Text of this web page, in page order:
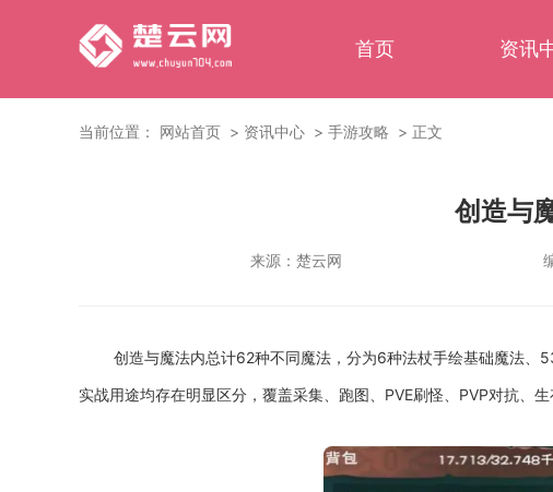
首页 资讯
当前位置： 网站首页 资讯中心 手游攻略 正文
创造与
来源：楚云网
创造与魔法内总计62种不同魔法，分为6种法杖手绘基础魔法、
实战用途均存在明显区分，覆盖采集、跑图、PVE刷怪、PVP对抗、生